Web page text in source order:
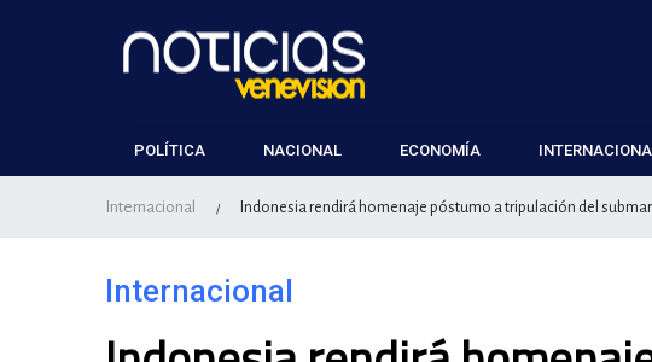
POLÍTICA NACIONAL ECONOMÍA
Internacional / Indonesia rendirá homenaje póstumo a tripulación del
Internacional